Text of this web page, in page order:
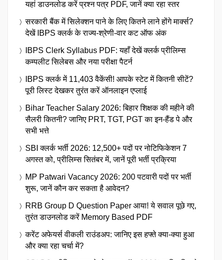
यहां डाउनलोड करें प्रश्न पत्र PDF, जानें क्या रहा स्तर
सरकारी बैंक में सिलेक्शन पाने के लिए कितने लाने होंगे मार्क्स?
देखें IBPS क्लर्क के राज्य-श्रेणी-वार कट ऑफ अंक
IBPS Clerk Syllabus PDF: यहाँ देखें क्लर्क प्रीलिम्स
कम्पलीट सिलेबस और नया परीक्षा पैटर्न
IBPS क्लर्क में 11,403 वैकेंसी! आपके स्टेट में कितनी सीटें?
पूरी लिस्ट देखकर तुरंत करें ऑनलाइन एप्लाई
Bihar Teacher Salary 2026: बिहार शिक्षक की महीने की
सैलरी कितनी? जानिए PRT, TGT, PGT का इन-हैंड पे और
सभी भत्ते
SBI क्लर्क भर्ती 2026: 12,500+ पदों पर नोटिफिकेशन 7
अगस्त को, प्रीलिम्स सितंबर में, जानें पूरी भर्ती प्रक्रिया
MP Patwari Vacancy 2026: 200 पटवारी पदों पर भर्ती
शुरू, जानें कौन कर सकता है आवेदन?
RRB Group D Question Paper आया! ये सवाल पूछे गए,
तुरंत डाउनलोड करें Memory Based PDF
करेंट अफेयर्स वीकली राउंडअप: जानिए इस हफ्ते क्या-क्या हुआ
और क्या रहा चर्चा में?